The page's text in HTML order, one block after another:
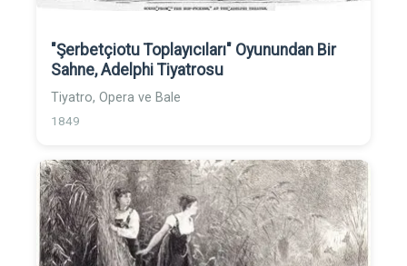
"Şerbetçiotu Toplayıcıları" Oyunundan Bir
Sahne, Adelphi Tiyatrosu
Tiyatro, Opera ve Bale
1849